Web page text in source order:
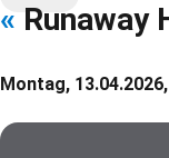
« Runaway
Montag, 13.04.2026,